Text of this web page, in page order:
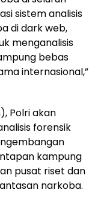
sistem analisis
di dark web,
menganalisis
bebas
internasional,”
Polri akan
forensik
kampung
pusat riset dan
narkoba.